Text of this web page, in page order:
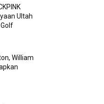
Ultah
William